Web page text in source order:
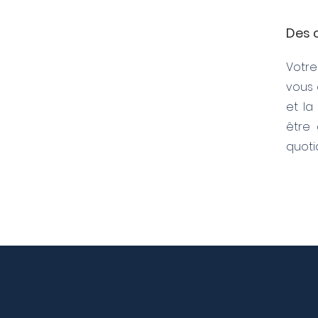
Des
vous
et la
être